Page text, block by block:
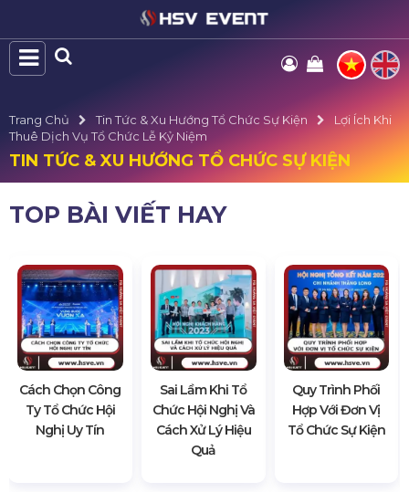
Trang Chủ Tin Tức & Xu Hướng Tổ Chức Sự Kiện
Lợi Ích Khi
Thuê Dịch Vụ Tổ Chức Lễ Kỷ Niệm
TIN TỨC & XU HƯỚNG TỔ CHỨC SỰ KIỆN
TOP BÀI VIẾT HAY
Cách Chọn Công
Ty Tổ Chức Hội
Nghị Uy Tín
Sai Lầm Khi Tổ
Chức Hội Nghị Và
Cách Xử Lý Hiệu
Quả
Quy Trình Phối
Hợp Với Đơn Vị
Tổ Chức Sự Kiện